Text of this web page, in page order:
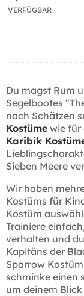
VERFÜGBAR
Du magst Rum
Segelbootes
nach Schätzen
Kostüme wie für
Karibik
Sieben Meere
Wir haben
Kostüms für
Kostüm
Trainiere
verhalten und
Kapitäns der
Sparrow
schminke einen
um deinem